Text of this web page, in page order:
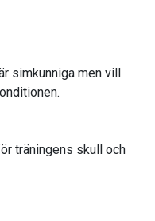
simkunniga men vill
träningens skull och